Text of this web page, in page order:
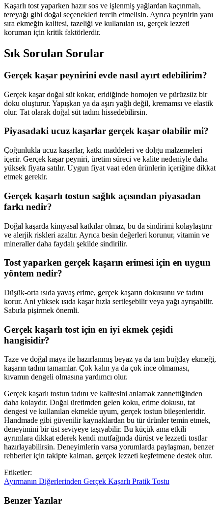
Kaşarlı tost yaparken hazır sos ve işlenmiş yağlardan kaçınmalı,
tereyağı gibi doğal seçenekleri tercih etmelisin. Ayrıca peynirin yanı
sıra ekmeğin kalitesi, tazeliği ve kullanılan ısı, gerçek lezzeti
koruman için kritik faktörlerdir.
Sık Sorulan Sorular
Gerçek kaşar peynirini evde nasıl ayırt edebilirim?
Gerçek kaşar doğal süt kokar, eridiğinde homojen ve pürüzsüz bir
doku oluşturur. Yapışkan ya da aşırı yağlı değil, kremamsı ve elastik
olur. Tat olarak doğal süt tadını hissedebilirsin.
Piyasadaki ucuz kaşarlar gerçek kaşar olabilir mi?
Çoğunlukla ucuz kaşarlar, katkı maddeleri ve dolgu malzemeleri
içerir. Gerçek kaşar peyniri, üretim süreci ve kalite nedeniyle daha
yüksek fiyata satılır. Uygun fiyat vaat eden ürünlerin içeriğine dikkat
etmek gerekir.
Gerçek kaşarlı tostun sağlık açısından piyasadan
farkı nedir?
Doğal kaşarda kimyasal katkılar olmaz, bu da sindirimi kolaylaştırır
ve alerjik riskleri azaltır. Ayrıca besin değerleri korunur, vitamin ve
mineraller daha faydalı şekilde sindirilir.
Tost yaparken gerçek kaşarın erimesi için en uygun
yöntem nedir?
Düşük-orta ısıda yavaş erime, gerçek kaşarın dokusunu ve tadını
korur. Ani yüksek ısıda kaşar hızla sertleşebilir veya yağı ayrışabilir.
Sabırla pişirmek önemli.
Gerçek kaşarlı tost için en iyi ekmek çeşidi
hangisidir?
Taze ve doğal maya ile hazırlanmış beyaz ya da tam buğday ekmeği,
kaşarın tadını tamamlar. Çok kalın ya da çok ince olmaması,
kıvamın dengeli olmasına yardımcı olur.
Gerçek kaşarlı tostun tadını ve kalitesini anlamak zannettiğinden
daha kolaydır. Doğal üretimden gelen koku, erime dokusu, tat
dengesi ve kullanılan ekmekle uyum, gerçek tostun bileşenleridir.
Handmade gibi güvenilir kaynaklardan bu tür ürünler temin etmek,
deneyimini bir üst seviyeye taşıyabilir. Bu küçük ama etkili
ayrımlara dikkat ederek kendi mutfağında dürüst ve lezzetli tostlar
hazırlayabilirsin. Deneyimlerin varsa yorumlarda paylaşman, benzer
rehberler için takipte kalman, gerçek lezzeti keşfetmene destek olur.
Etiketler:
Ayırmanın Diğerlerinden Gerçek Kaşarlı Pratik Tostu
Benzer Yazılar